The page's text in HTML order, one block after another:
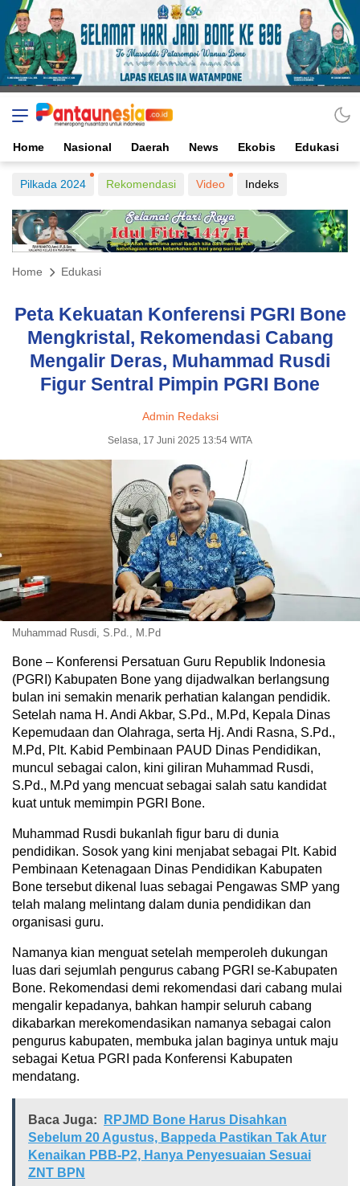
Home Nasional Daerah News Ekobis Edukasi
Pilkada 2024 Rekomendasi Video Indeks
Home Edukasi
Peta Kekuatan Konferensi PGRI Bone
Mengkristal, Rekomendasi Cabang
Mengalir Deras, Muhammad Rusdi
Figur Sentral Pimpin PGRI Bone
Admin Redaksi
Selasa, 17 Juni 2025 13:54 WITA
Muhammad Rusdi, S.Pd., M.Pd
Bone – Konferensi Persatuan Guru Republik Indonesia
(PGRI) Kabupaten Bone yang dijadwalkan berlangsung
bulan ini semakin menarik perhatian kalangan pendidik.
Setelah nama H. Andi Akbar, S.Pd., M.Pd, Kepala Dinas
Kepemudaan dan Olahraga, serta Hj. Andi Rasna, S.Pd.,
M.Pd, Plt. Kabid Pembinaan PAUD Dinas Pendidikan,
muncul sebagai calon, kini giliran Muhammad Rusdi,
S.Pd., M.Pd yang mencuat sebagai salah satu kandidat
kuat untuk memimpin PGRI Bone.
Muhammad Rusdi bukanlah figur baru di dunia
pendidikan. Sosok yang kini menjabat sebagai Plt. Kabid
Pembinaan Ketenagaan Dinas Pendidikan Kabupaten
Bone tersebut dikenal luas sebagai Pengawas SMP yang
telah malang melintang dalam dunia pendidikan dan
organisasi guru.
Namanya kian menguat setelah memperoleh dukungan
luas dari sejumlah pengurus cabang PGRI se-Kabupaten
Bone. Rekomendasi demi rekomendasi dari cabang mulai
mengalir kepadanya, bahkan hampir seluruh cabang
dikabarkan merekomendasikan namanya sebagai calon
pengurus kabupaten, membuka jalan baginya untuk maju
sebagai Ketua PGRI pada Konferensi Kabupaten
mendatang.
Baca Juga:
RPJMD Bone Harus Disahkan
Sebelum 20 Agustus, Bappeda Pastikan Tak Atur
Kenaikan PBB-P2, Hanya Penyesuaian Sesuai
ZNT BPN